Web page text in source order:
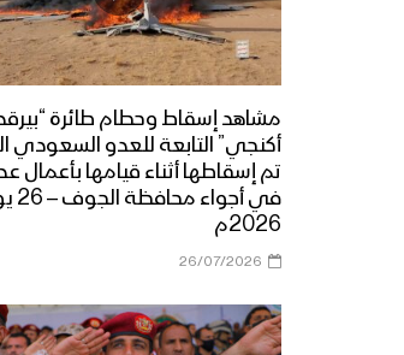
مشاهد إسقاط وحطام طائرة
أكنجي” التابعة للعدو السعودي
تم إسقاطها أثناء قيامها بأعمال
في
2026م
26/07/2026